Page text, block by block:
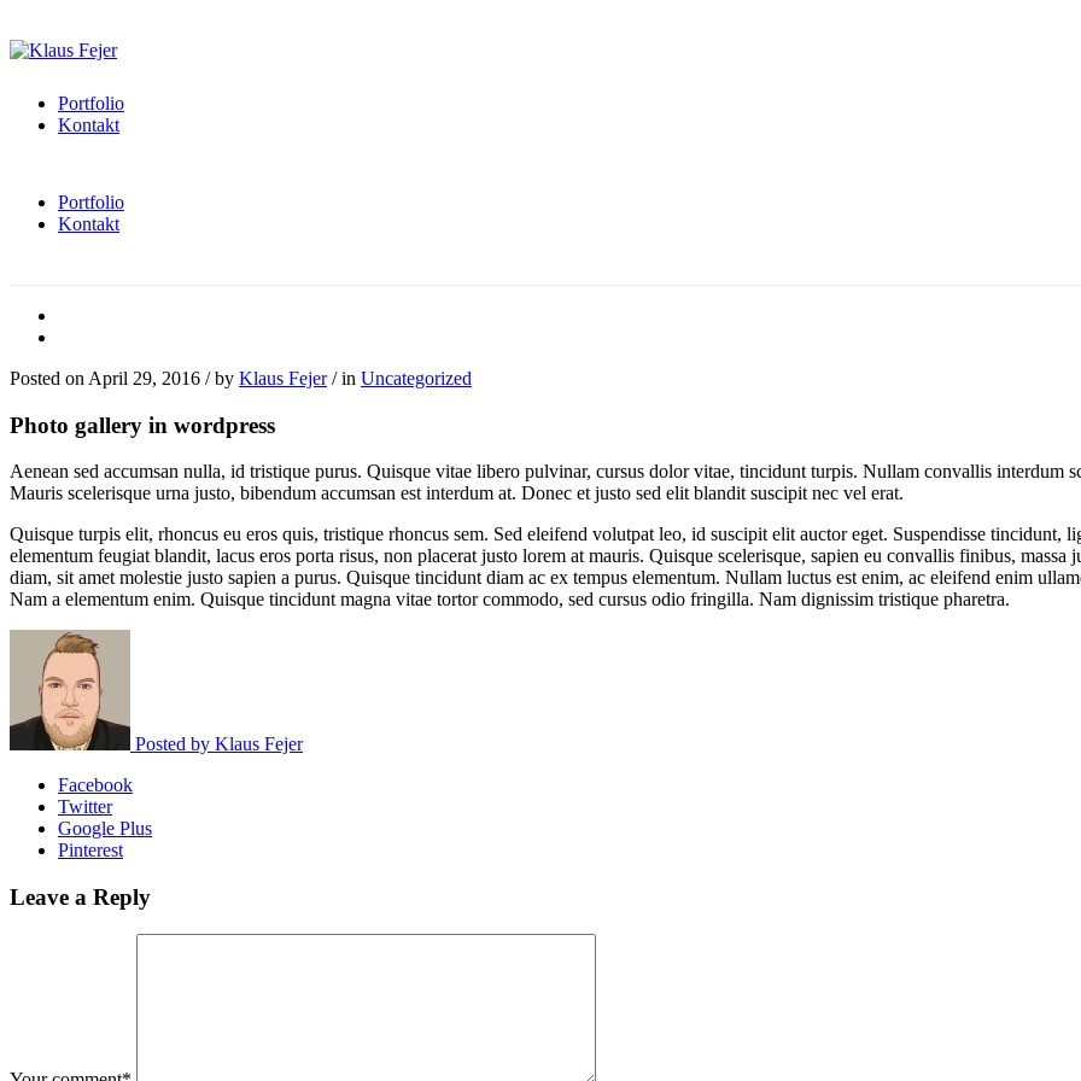
Portfolio
Kontakt
Portfolio
Kontakt
Posted on April 29, 2016 /by Klaus Fejer / in Uncategorized
Photo gallery in wordpress
Aenean sed accumsan nulla, id tristique purus. Quisque vitae libero pulvinar, cursus dolor vitae, tincidunt turpis. Nullam convallis interdum
Mauris scelerisque urna justo, bibendum accumsan est interdum at. Donec et justo sed elit blandit suscipit nec vel erat.
Quisque turpis elit, rhoncus eu eros quis, tristique rhoncus sem. Sed eleifend volutpat leo, id suscipit elit auctor eget. Suspendisse tincidunt,
elementum feugiat blandit, lacus eros porta risus, non placerat justo lorem at mauris. Quisque scelerisque, sapien eu convallis finibus, massa
diam, sit amet molestie justo sapien a purus. Quisque tincidunt diam ac ex tempus elementum. Nullam luctus est enim, ac eleifend enim
Nam a elementum enim. Quisque tincidunt magna vitae tortor commodo, sed cursus odio fringilla. Nam dignissim tristique pharetra.
Posted by Klaus Fejer
Facebook
Twitter
Google Plus
Pinterest
Leave a Reply